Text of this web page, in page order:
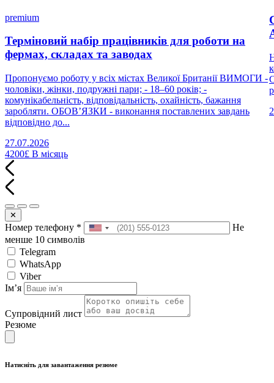
premium
Терміновий набір працівників для роботи на
фермах, складах та заводах
Пропонуємо роботу у всіх містах Великої Британії ВИМОГИ -
чоловіки, жінки, подружні пари; - 18–60 років; -
комунікабельність, відповідальність, охайність, бажання
заробляти. ОБОВ’ЯЗКИ - виконання поставлених завдань
відповідно до...
27.07.2026
4200£ В місяць
✕
Номер телефону *
Не
менше 10 символів
Telegram
WhatsApp
Viber
Імʼя
Супровідний лист
Резюме
Натисніть для завантаження резюме